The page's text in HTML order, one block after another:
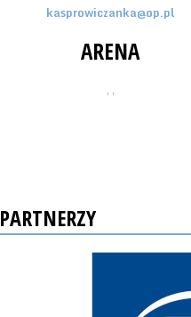
kasprowiczanka@op.pl
ARENA
, ,
PARTNERZY